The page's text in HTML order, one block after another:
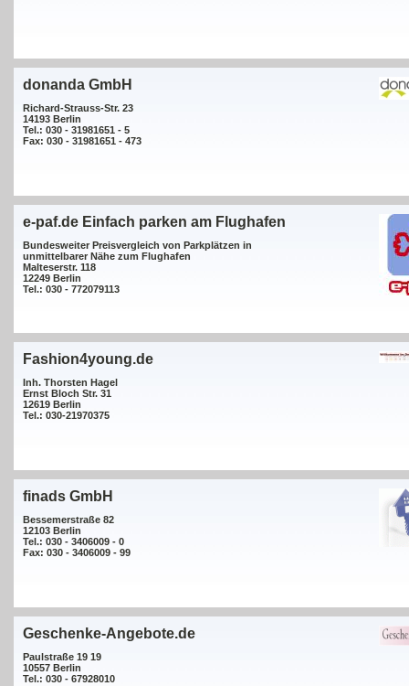
donanda GmbH
Richard-Strauss-Str. 23
14193 Berlin
Tel.: 030 - 31981651 - 5
Fax: 030 - 31981651 - 473
e-paf.de Einfach parken am Flughafen
Bundesweiter Preisvergleich von Parkplätzen in
unmittelbarer Nähe zum Flughafen
Malteserstr. 118
12249 Berlin
Tel.: 030 - 772079113
Fashion4young.de
Inh. Thorsten Hagel
Ernst Bloch Str. 31
12619 Berlin
Tel.: 030-21970375
finads GmbH
Bessemerstraße 82
12103 Berlin
Tel.: 030 - 3406009 - 0
Fax: 030 - 3406009 - 99
Geschenke-Angebote.de
Paulstraße 19 19
10557 Berlin
Tel.: 030 - 67928010